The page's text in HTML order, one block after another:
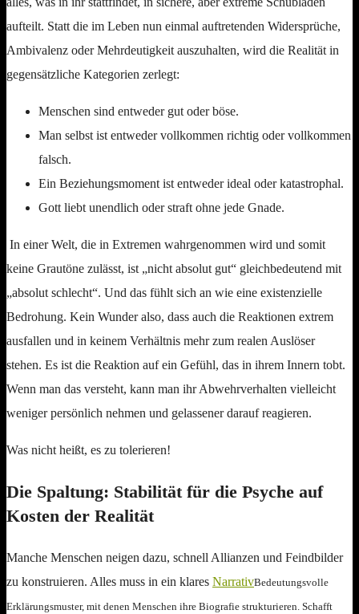
aufteilt. Statt die im Leben nun einmal auftretenden Widersprüche,
Ambivalenz oder Mehrdeutigkeit auszuhalten, wird die Realität in
gegensätzliche Kategorien zerlegt:
Menschen sind entweder gut oder böse.
Man selbst ist entweder vollkommen richtig oder vollkommen
falsch.
Ein Beziehungsmoment ist entweder ideal oder katastrophal.
Gott liebt unendlich oder straft ohne jede Gnade.
In einer Welt, die in Extremen wahrgenommen wird und somit
keine Grautöne zulässt, ist „nicht absolut gut“ gleichbedeutend mit
„absolut schlecht“. Und das fühlt sich an wie eine existenzielle
Bedrohung. Kein Wunder also, dass auch die Reaktionen extrem
ausfallen und in keinem Verhältnis mehr zum realen Auslöser
stehen. Es ist die Reaktion auf ein Gefühl, das in ihrem Innern tobt.
Wenn man das versteht, kann man ihr Abwehrverhalten vielleicht
weniger persönlich nehmen und gelassener darauf reagieren.
Was nicht heißt, es zu tolerieren!
Die Spaltung: Stabilität für die Psyche auf
Kosten der Realität
Manche Menschen neigen dazu, schnell Allianzen und Feindbilder
zu konstruieren. Alles muss in ein klares NarrativBedeutungsvolle
Erklärungsmuster, mit denen Menschen ihre Biografie strukturieren. Schafft